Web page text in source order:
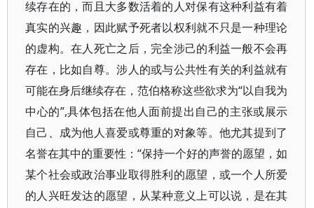
续存在的，而且大多数活着的人对保有这种利益有着
真实的兴趣，因此赋予死者以权利就不只是一种理论
的虚构。在人死亡之后，完全涉己的利益一般不会再
存在，比如自尊。涉人的或与公共性有关的利益就有
可能在身后继续存在，范伯格称这些欲求为“以自我为
中心的”,具体包括在他人面前提出自己的主张或展示
自己、成为他人喜爱或尊重的对象等。他尤其提到了
名誉在其中的重要性：“保持一个好的声誉的愿望，如
某个社会或政治事业取得胜利的愿望，或一个人所爱
的人兴旺发达的愿望，从某种意义上可以说，是在其